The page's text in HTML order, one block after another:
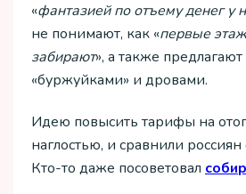
«фантазией по отъему денег у
не понимают, как «первые
забирают», а также предлагают
«буржуйками» и дровами.
Идею повысить тарифы на
наглостью, и сравнили
Кто-то даже посоветовал